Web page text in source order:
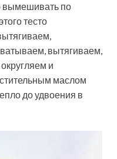
вымешивать по
тесто
вытягиваем,
и
маслом
до удвоения в